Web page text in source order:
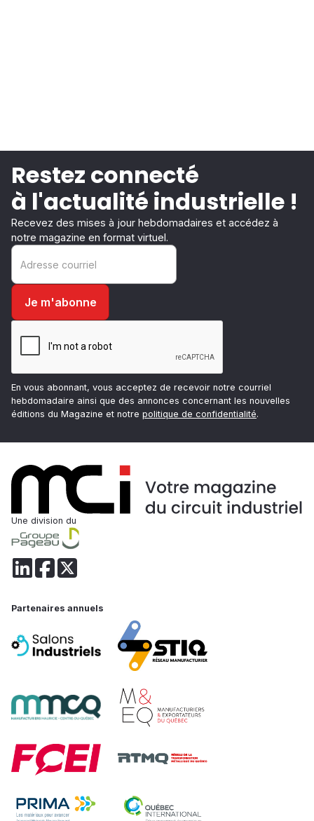
Restez connecté
à l'actualité industrielle !
Recevez des mises à jour hebdomadaires et accédez à
notre magazine en format virtuel.
En vous abonnant, vous acceptez de recevoir notre courriel
hebdomadaire ainsi que des annonces concernant les nouvelles
éditions du Magazine et notre politique de confidentialité.
Une division du
Partenaires annuels